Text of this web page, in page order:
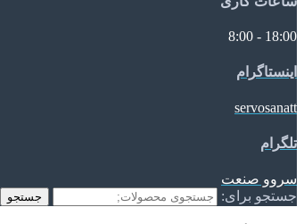
18:00 - 8:00
اینستاگرام
servosanatt
تلگرام
سروو صنعت
جستجو برای:
جستجو